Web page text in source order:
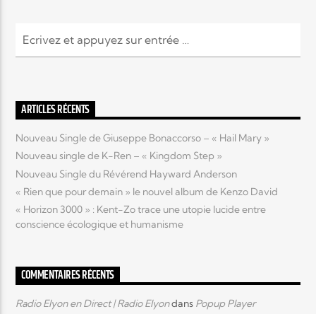
Elyon Kids
ARTICLES RÉCENTS
Nouveau Single de Giuseppe Bonaccorso – « Hail Mary »
Nouveau single de K-Ren – « Kingdom Step »
Nouveau Single du Révérend Hayward Anderson
« Rien que pour demain » le nouvel album de Kenzo David
« Horizon 3000 » : Kent-Zo trace une utopie lucide entre
conscience écologique et humanisme
COMMENTAIRES RÉCENTS
Radio Elyon en Direct | Radio Elyondans Popup Player